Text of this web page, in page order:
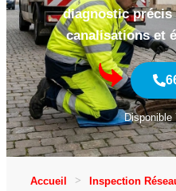
diagnostic
canalisations et
Disponible
Accueil Inspection